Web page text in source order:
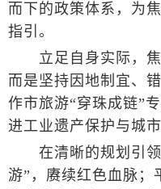
而下的政策体系，为
指引。
立足自身实际，焦
而是坚持因地制宜、
作市旅游“穿珠成链”
进工业遗产保护与城
在清晰的规划引领
游”，赓续红色血脉；